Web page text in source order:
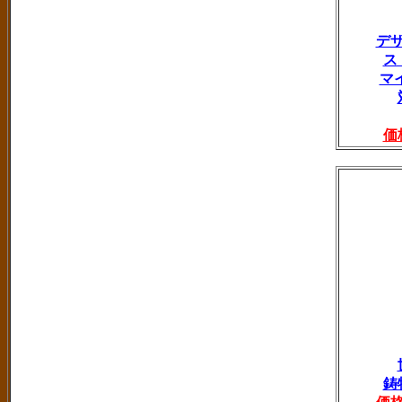
デ
ス
マ
価
鋳